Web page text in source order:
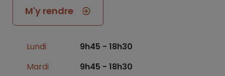
M'y rendre
Lundi
9h45 - 18h30
Mardi
9h45 - 18h30